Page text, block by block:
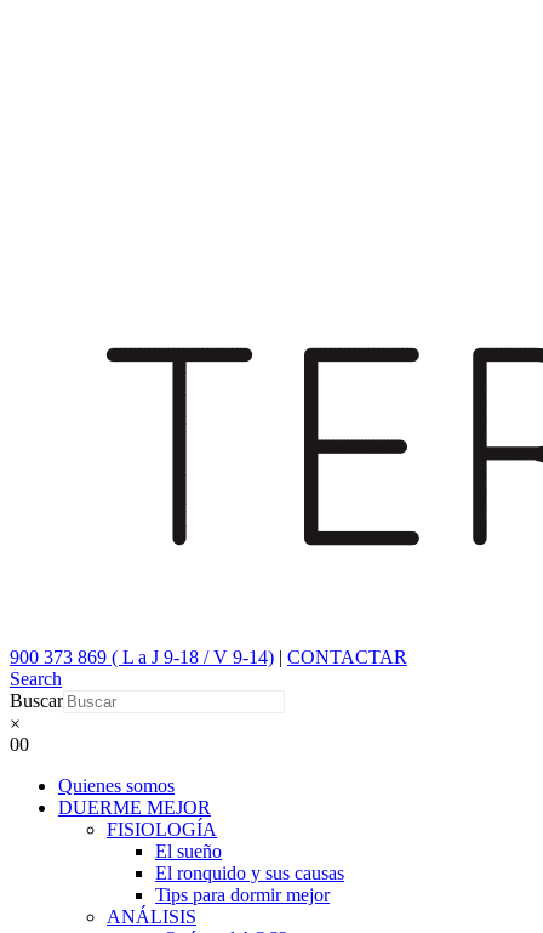
900 373 869 ( L a J 9-18 / V 9-14) | CONTACTAR
Search
Buscar
×
00
Quienes somos
DUERME MEJOR
FISIOLOGÍA
El sueño
El ronquido y sus causas
Tips para dormir mejor
ANÁLISIS